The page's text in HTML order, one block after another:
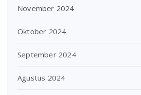
November 2024
Oktober 2024
September 2024
Agustus 2024